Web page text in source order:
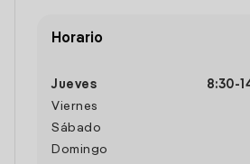
Horario
Jueves 8:30-
Viernes
Sábado
Domingo